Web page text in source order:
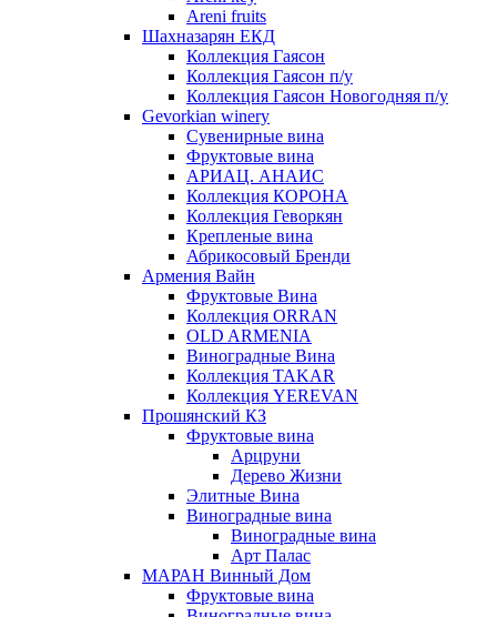
Areni fruits
Шахназарян ЕКД
Коллекция Гаясон
Коллекция Гаясон п/у
Коллекция Гаясон Новогодняя п/у
Gevorkian winery
Сувенирные вина
Фруктовые вина
АРИАЦ. АНАИС
Коллекция КОРОНА
Коллекция Геворкян
Крепленые вина
Абрикосовый Бренди
Армения Вайн
Фруктовые Вина
Коллекция ORRAN
OLD ARMENIA
Виноградные Вина
Коллекция TAKAR
Коллекция YEREVAN
Прошянский КЗ
Фруктовые вина
Арцруни
Дерево Жизни
Элитные Вина
Виноградные вина
Виноградные вина
Арт Палас
МАРАН Винный Дом
Фруктовые вина